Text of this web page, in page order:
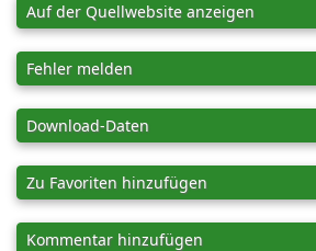
Auf der Quellwebsite anzeigen
Fehler melden
Download-Daten
Zu Favoriten hinzufügen
Kommentar hinzufügen